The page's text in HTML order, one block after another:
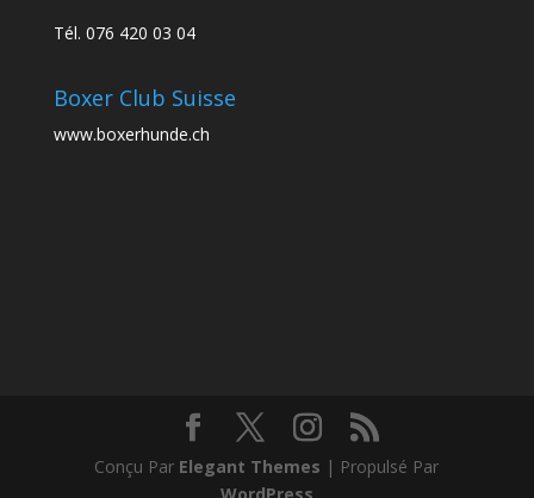
Tél. 076 420 03 04
Boxer Club Suisse
www.boxerhunde.ch
Conçu Par Elegant Themes | Propulsé Par